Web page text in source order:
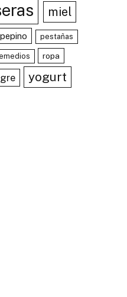
miel
pepino pestañas
ropa
yogurt